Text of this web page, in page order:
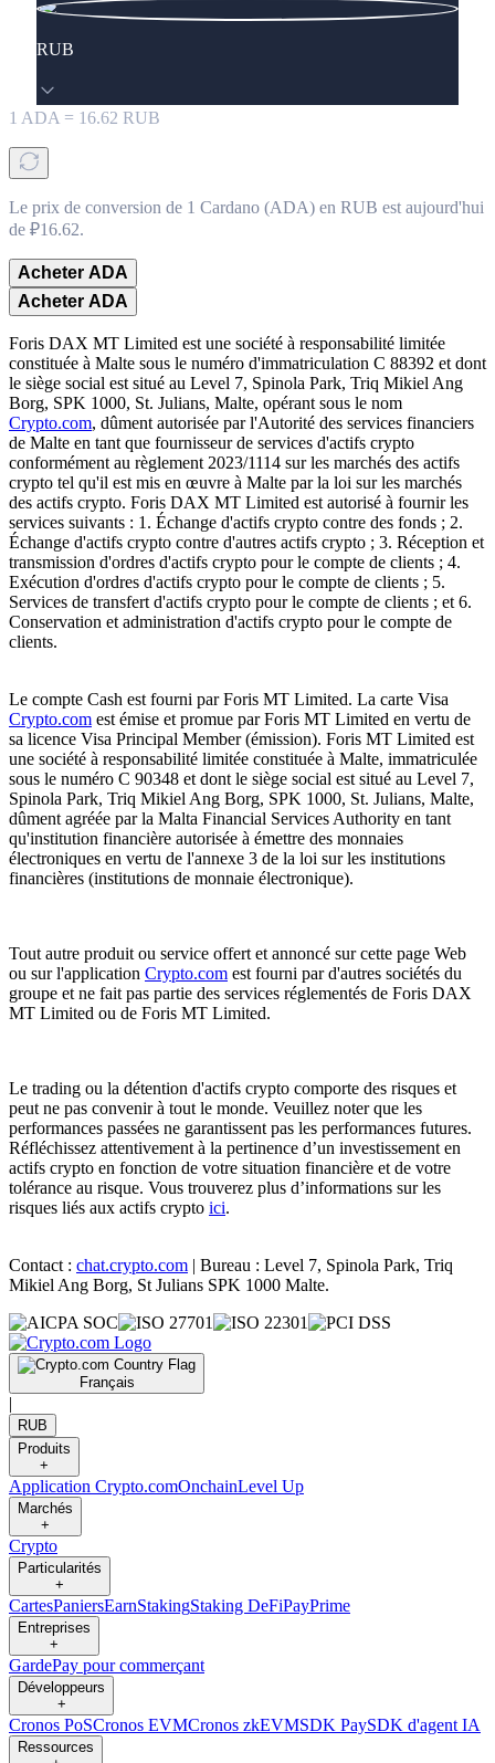
RUB
1 ADA = 16.62 RUB
Le prix de conversion de 1 Cardano (ADA) en RUB est aujourd'hui
de ₽16.62.
Acheter ADA
Acheter ADA
Foris DAX MT Limited est une société à responsabilité limitée
constituée à Malte sous le numéro d'immatriculation C 88392 et dont
le siège social est situé au Level 7, Spinola Park, Triq Mikiel Ang
Borg, SPK 1000, St. Julians, Malte, opérant sous le nom
Crypto.com, dûment autorisée par l'Autorité des services financiers
de Malte en tant que fournisseur de services d'actifs crypto
conformément au règlement 2023/1114 sur les marchés des actifs
crypto tel qu'il est mis en œuvre à Malte par la loi sur les marchés
des actifs crypto. Foris DAX MT Limited est autorisé à fournir les
services suivants : 1. Échange d'actifs crypto contre des fonds ; 2.
Échange d'actifs crypto contre d'autres actifs crypto ; 3. Réception et
transmission d'ordres d'actifs crypto pour le compte de clients ; 4.
Exécution d'ordres d'actifs crypto pour le compte de clients ; 5.
Services de transfert d'actifs crypto pour le compte de clients ; et 6.
Conservation et administration d'actifs crypto pour le compte de
clients.
Le compte Cash est fourni par Foris MT Limited. La carte Visa
Crypto.com est émise et promue par Foris MT Limited en vertu de
sa licence Visa Principal Member (émission). Foris MT Limited est
une société à responsabilité limitée constituée à Malte, immatriculée
sous le numéro C 90348 et dont le siège social est situé au Level 7,
Spinola Park, Triq Mikiel Ang Borg, SPK 1000, St. Julians, Malte,
dûment agréée par la Malta Financial Services Authority en tant
qu'institution financière autorisée à émettre des monnaies
électroniques en vertu de l'annexe 3 de la loi sur les institutions
financières (institutions de monnaie électronique).
Tout autre produit ou service offert et annoncé sur cette page Web
ou sur l'application Crypto.com est fourni par d'autres sociétés du
groupe et ne fait pas partie des services réglementés de Foris DAX
MT Limited ou de Foris MT Limited.
Le trading ou la détention d'actifs crypto comporte des risques et
peut ne pas convenir à tout le monde. Veuillez noter que les
performances passées ne garantissent pas les performances futures.
Réfléchissez attentivement à la pertinence d’un investissement en
actifs crypto en fonction de votre situation financière et de votre
tolérance au risque. Vous trouverez plus d’informations sur les
risques liés aux actifs crypto ici.
Contact : chat.crypto.com | Bureau : Level 7, Spinola Park, Triq
Mikiel Ang Borg, St Julians SPK 1000 Malte.
Français
|
RUB
Produits
+
Application Crypto.comOnchainLevel Up
Marchés
+
Crypto
Particularités
+
CartesPaniersEarnStakingStaking DeFiPayPrime
Entreprises
+
GardePay pour commerçant
Développeurs
+
Cronos PoSCronos EVMCronos zkEVMSDK PaySDK d'agent IA
Ressources